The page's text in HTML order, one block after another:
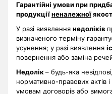
Гарантійні умови при
продукціїненалежної
У разі виявлення недоліків
визначеного терміну
усунення; у разі виявлення
повернення або заміна
Недолік– будь-яка
нормативно-правових актів
умовам договорів або